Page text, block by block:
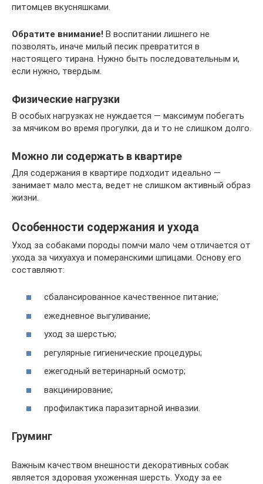
питомцев вкусняшками.
Обратите внимание! В воспитании лишнего не
позволять, иначе милый песик превратится в
настоящего тирана. Нужно быть последовательным и,
если нужно, твердым.
Физические нагрузки
В особых нагрузках не нуждается — максимум побегать
за мячиком во время прогулки, да и то не слишком долго.
Можно ли содержать в квартире
Для содержания в квартире подходит идеально —
занимает мало места, ведет не слишком активный образ
жизни.
Особенности содержания и ухода
Уход за собаками породы помчи мало чем отличается от
ухода за чихуахуа и померанскими шпицами. Основу его
составляют:
сбалансированное качественное питание;
ежедневное выгуливание;
уход за шерстью;
регулярные гигиенические процедуры;
ежегодный ветеринарный осмотр;
вакцинирование;
профилактика паразитарной инвазии.
Груминг
Важным качеством внешности декоративных собак
является здоровая ухоженная шерсть. Уходу за ее